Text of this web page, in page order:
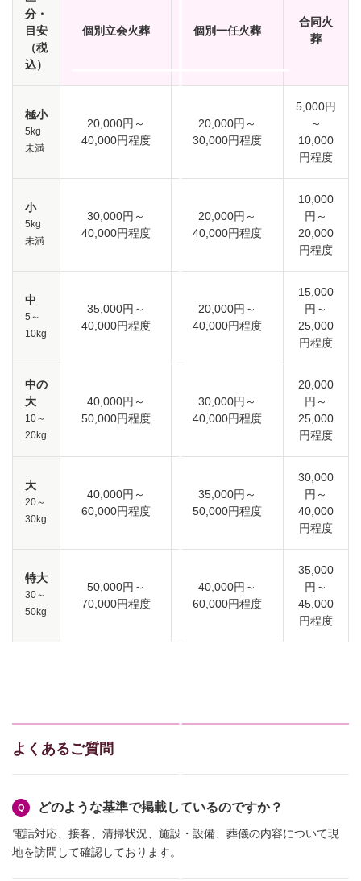
分・
目安
（税
込）
個別立会火葬 個別一任火葬
合同火
葬
極小
5kg
未満
20,000円～
40,000円程度
20,000円～
30,000円程度
5,000円
～
10,000
円程度
小
5kg
未満
30,000円～
40,000円程度
20,000円～
40,000円程度
10,000
円～
20,000
円程度
中
5～
10kg
35,000円～
40,000円程度
20,000円～
40,000円程度
15,000
円～
25,000
円程度
中の
大
10～
20kg
40,000円～
50,000円程度
30,000円～
40,000円程度
20,000
円～
25,000
円程度
大
20～
30kg
40,000円～
60,000円程度
35,000円～
50,000円程度
30,000
円～
40,000
円程度
特大
30～
50kg
50,000円～
70,000円程度
40,000円～
60,000円程度
35,000
円～
45,000
円程度
よくあるご質問
どのような基準で掲載しているのですか？
電話対応、接客、清掃状況、施設・設備、葬儀の内容について現
地を訪問して確認しております。